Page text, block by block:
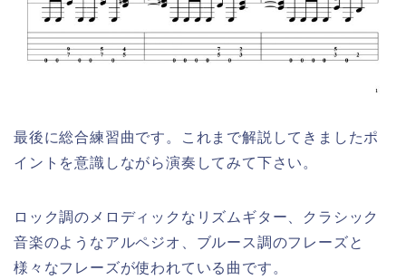
最後に総合練習曲です。これまで解説してきましたポ
イントを意識しながら演奏してみて下さい。
ロック調のメロディックなリズムギター、クラシック
音楽のようなアルペジオ、ブルース調のフレーズと
様々なフレーズが使われている曲です。